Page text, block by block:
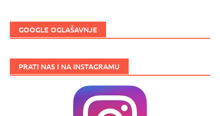
GOOGLE OGLAŠAVNJE
PRATI NAS I NA INSTAGRAMU